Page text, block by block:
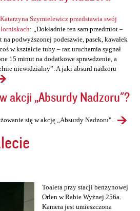
Szymielewicz przedstawia swój
: „Dokładnie ten sam przedmiot –
na podwyższonej podeszwie, pasek, kawałek
w kształcie tuby – raz uruchamia sygnał
15 minut na dodatkowe sprawdzenie, a
niewidzialny”. A jaki absurd nadzoru
akcji „Absurdy Nadzoru"?
się w akcję „Absurdy Nadzoru".
Toaleta przy stacji benzynowej
Orlen w Rabie Wyżnej 256a.
Kamera jest umieszczona